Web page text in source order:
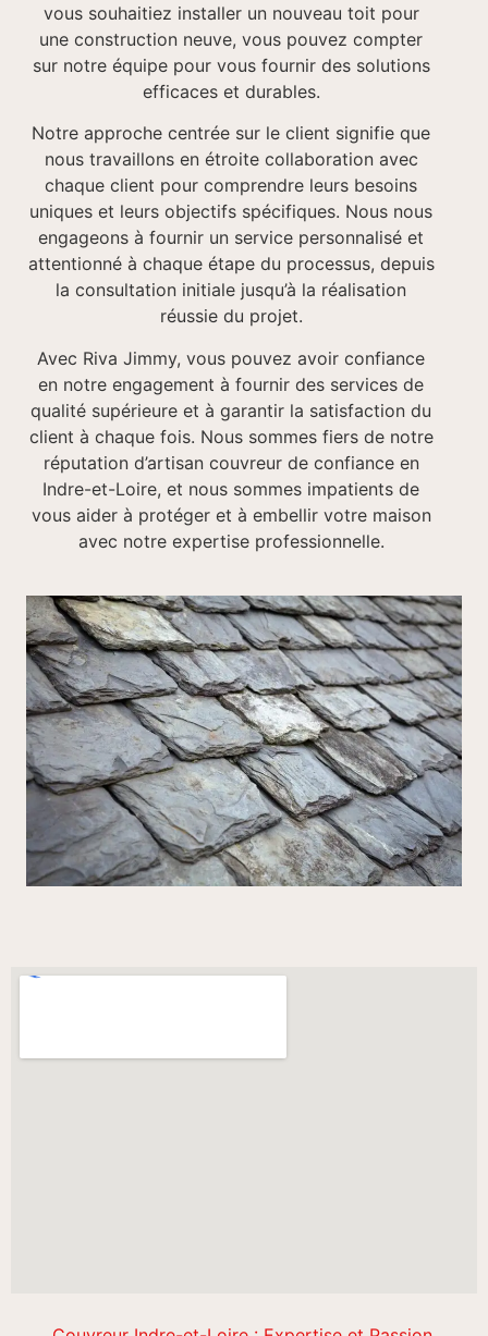
vous souhaitiez installer un nouveau toit pour
une construction neuve, vous pouvez compter
sur notre équipe pour vous fournir des solutions
efficaces et durables.
Notre approche centrée sur le client signifie que
nous travaillons en étroite collaboration avec
chaque client pour comprendre leurs besoins
uniques et leurs objectifs spécifiques. Nous nous
engageons à fournir un service personnalisé et
attentionné à chaque étape du processus, depuis
la consultation initiale jusqu’à la réalisation
réussie du projet.
Avec Riva Jimmy, vous pouvez avoir confiance
en notre engagement à fournir des services de
qualité supérieure et à garantir la satisfaction du
client à chaque fois. Nous sommes fiers de notre
réputation d’artisan couvreur de confiance en
Indre-et-Loire, et nous sommes impatients de
vous aider à protéger et à embellir votre maison
avec notre expertise professionnelle.